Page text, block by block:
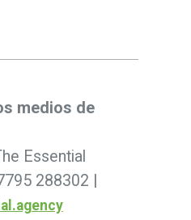
medios de
Essential
288302 |